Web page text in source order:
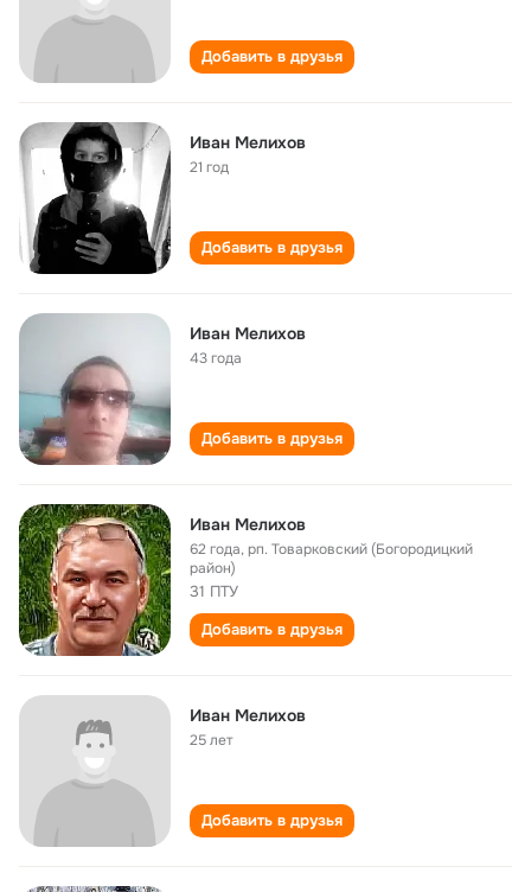
Добавить в друзья
Иван Мелихов
21 год
Добавить в друзья
Иван Мелихов
43 года
Добавить в друзья
Иван Мелихов
62 года,рп. Товарковский (Богородицкий
район)
31 ПТУ
Добавить в друзья
Иван Мелихов
25 лет
Добавить в друзья